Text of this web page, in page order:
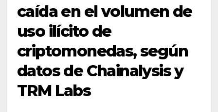
caída en el volumen de
uso ilícito de
criptomonedas, según
datos de Chainalysis y
TRM Labs